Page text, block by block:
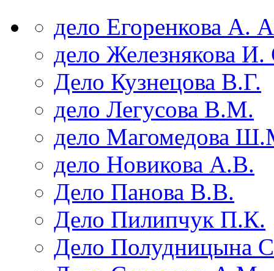
дело Егоренкова А.
дело Железнякова И.
Дело Кузнецова В.Г.
дело Легусова В.М.
дело Магомедова
дело Новикова А.В.
Дело Панова В.В.
Дело Пилипчук П.К.
Дело Полудницына